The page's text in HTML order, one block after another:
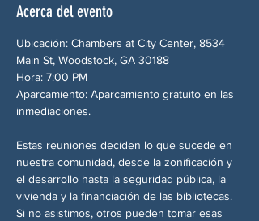
Acerca del evento
Ubicación: Chambers at City Center, 8534
Main St, Woodstock, GA 30188
Hora: 7:00 PM
Aparcamiento: Aparcamiento gratuito en las
inmediaciones.
Estas reuniones deciden lo que sucede en
nuestra comunidad, desde la zonificación y
el desarrollo hasta la seguridad pública, la
vivienda y la financiación de las bibliotecas.
Si no asistimos, otros pueden tomar esas